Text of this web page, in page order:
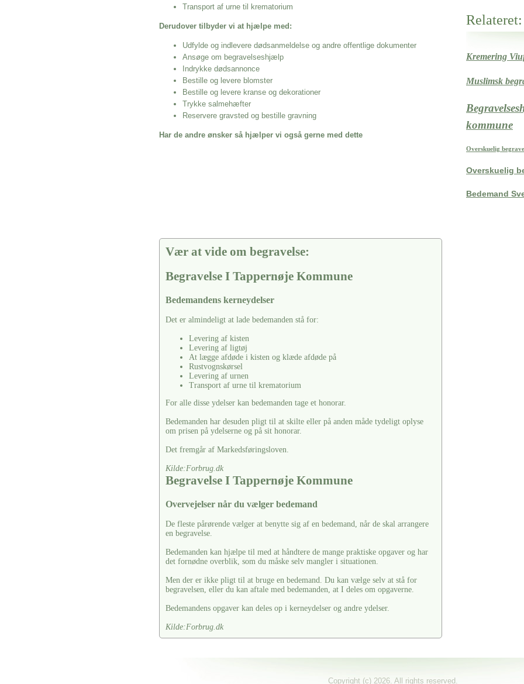
Transport af urne til krematorium
Derudover tilbyder vi at hjælpe med:
Udfylde og indlevere dødsanmeldelse og andre offentlige dokumenter
Ansøge om begravelseshjælp
Indrykke dødsannonce
Bestille og levere blomster
Bestille og levere kranse og dekorationer
Trykke salmehæfter
Reservere gravsted og bestille gravning
Har de andre ønsker så hjælper vi også gerne med dette
Vær at vide om begravelse:
Begravelse I Tappernøje Kommune
Bedemandens kerneydelser
Det er almindeligt at lade bedemanden stå for:
Levering af kisten
Levering af ligtøj
At lægge afdøde i kisten og klæde afdøde på
Rustvognskørsel
Levering af urnen
Transport af urne til krematorium
For alle disse ydelser kan bedemanden tage et honorar.
Bedemanden har desuden pligt til at skilte eller på anden måde tydeligt oplyse
om prisen på ydelserne og på sit honorar.
Det fremgår af Markedsføringsloven.
Kilde:Forbrug.dk
Begravelse I Tappernøje Kommune
Overvejelser når du vælger bedemand
De fleste pårørende vælger at benytte sig af en bedemand, når de skal arrangere
en begravelse.
Bedemanden kan hjælpe til med at håndtere de mange praktiske opgaver og har
det fornødne overblik, som du måske selv mangler i situationen.
Men der er ikke pligt til at bruge en bedemand. Du kan vælge selv at stå for
begravelsen, eller du kan aftale med bedemanden, at I deles om opgaverne.
Bedemandens opgaver kan deles op i kerneydelser og andre ydelser.
Kilde:Forbrug.dk
Relateret:
Kremering
Muslimsk
kommune
Overskuelig
Overskuelig
Bedemand
Copyright (c) 2026. All rights reserved.